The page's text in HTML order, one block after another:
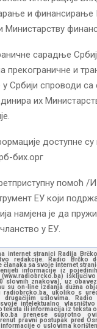
и финансирање
Министарству
сарадње
прекограничне и
Србији спроводи са
их
доступне су
бих.орг
помоћ /
ЕУ који
намјена је да
у ЕУ.
internet stranici Radija
redakcije. Radio Brčko
članaka sa svoje internet
informacije iz
slovnih znakova), uz
su on-line izdanja dužna
radiobrcko.ba, ukoliko s
drugačijim uslovima.
intelektualno
ili informacija iz teksta
prenese suprotno
pravni postupak pred
o uslovima